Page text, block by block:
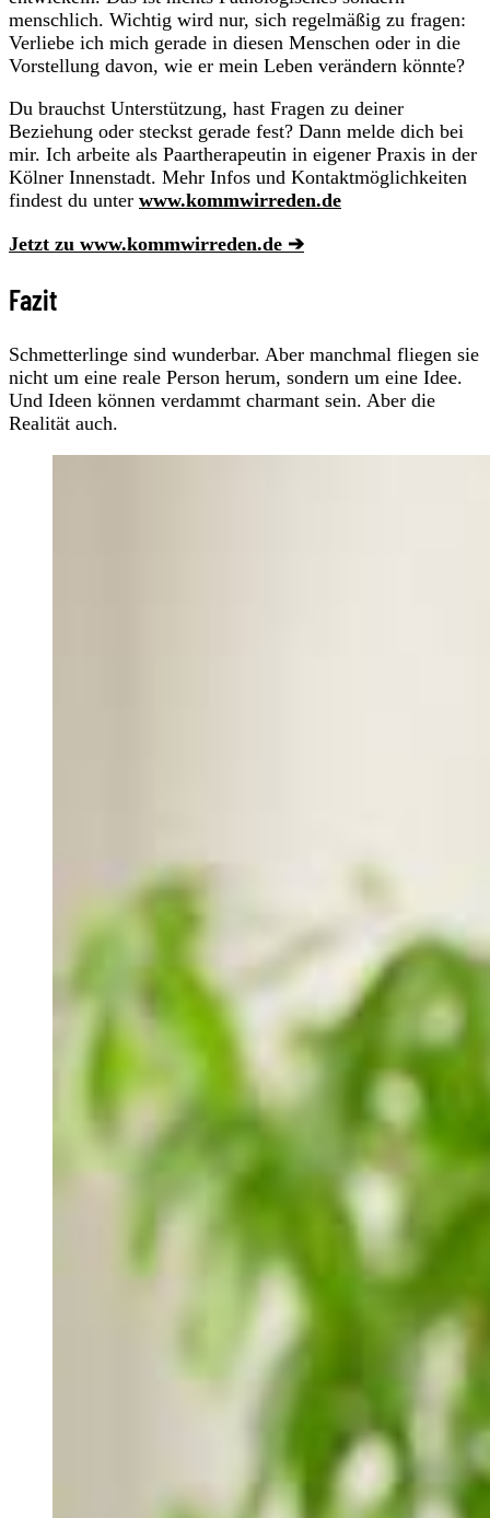
menschlich. Wichtig wird nur, sich regelmäßig zu fragen:
Verliebe ich mich gerade in diesen Menschen oder in die
Vorstellung davon, wie er mein Leben verändern könnte?
Du brauchst Unterstützung, hast Fragen zu deiner
Beziehung oder steckst gerade fest? Dann melde dich bei
mir. Ich arbeite als Paartherapeutin in eigener Praxis in der
Kölner Innenstadt. Mehr Infos und Kontaktmöglichkeiten
findest du unter www.kommwirreden.de
Jetzt zu www.kommwirreden.de ➔
Fazit
Schmetterlinge sind wunderbar. Aber manchmal fliegen sie
nicht um eine reale Person herum, sondern um eine Idee.
Und Ideen können verdammt charmant sein. Aber die
Realität auch.